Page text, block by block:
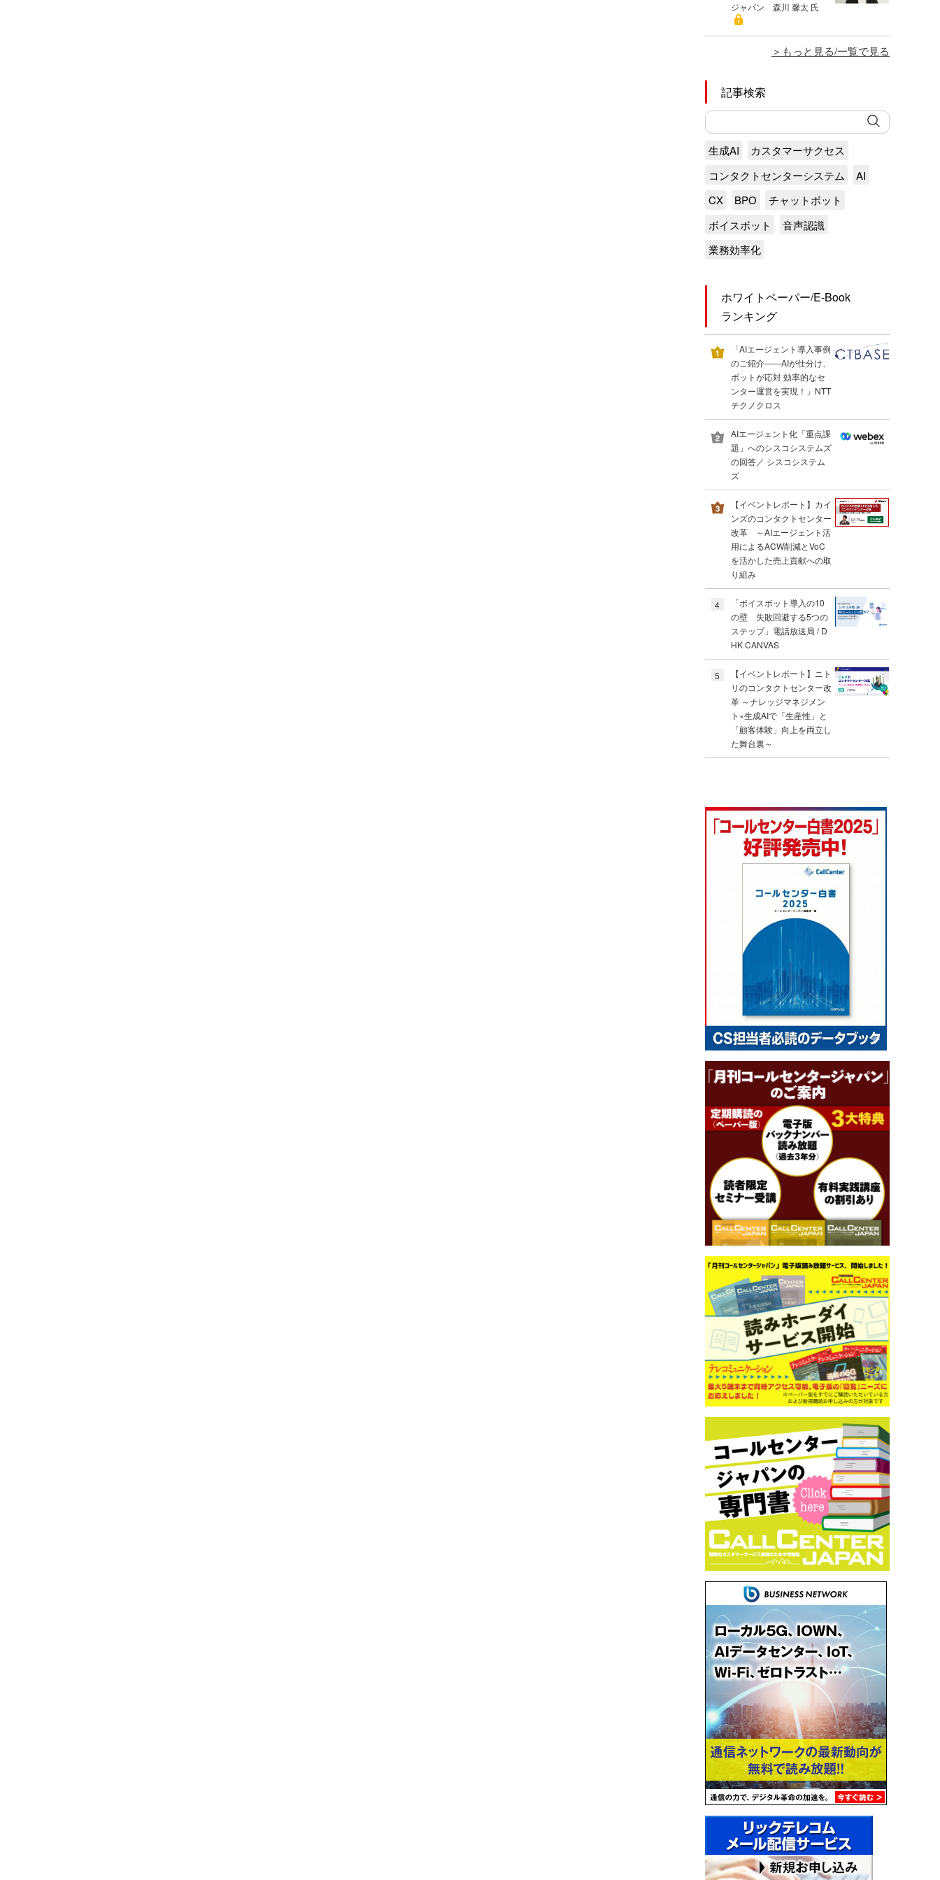
ジャパン 森川 馨太 氏
もっと見る/一覧で見る
記事検索
生成AI
カスタマーサクセス
コンタクトセンターシステム
AI
CX
BPO
チャットボット
ボイスボット
音声認識
業務効率化
ホワイトペーパー/E-Book
ランキング
「AIエージェント導入事例
のご紹介――AIが仕分け、
ボットが応対 効率的なセ
ンター運営を実現！」NTT
テクノクロス
AIエージェント化「重点課
題」へのシスコシステムズ
の回答／ シスコシステム
ズ
【イベントレポート】カイ
ンズのコンタクトセンター
改革 ～AIエージェント活
用によるACW削減とVoC
を活かした売上貢献への取
り組み
4
「ボイスボット導入の10
の壁 失敗回避する5つの
ステップ」電話放送局 / D
HK CANVAS
5
【イベントレポート】ニト
リのコンタクトセンター改
革 ～ナレッジマネジメン
ト×生成AIで「生産性」と
「顧客体験」向上を両立し
た舞台裏～